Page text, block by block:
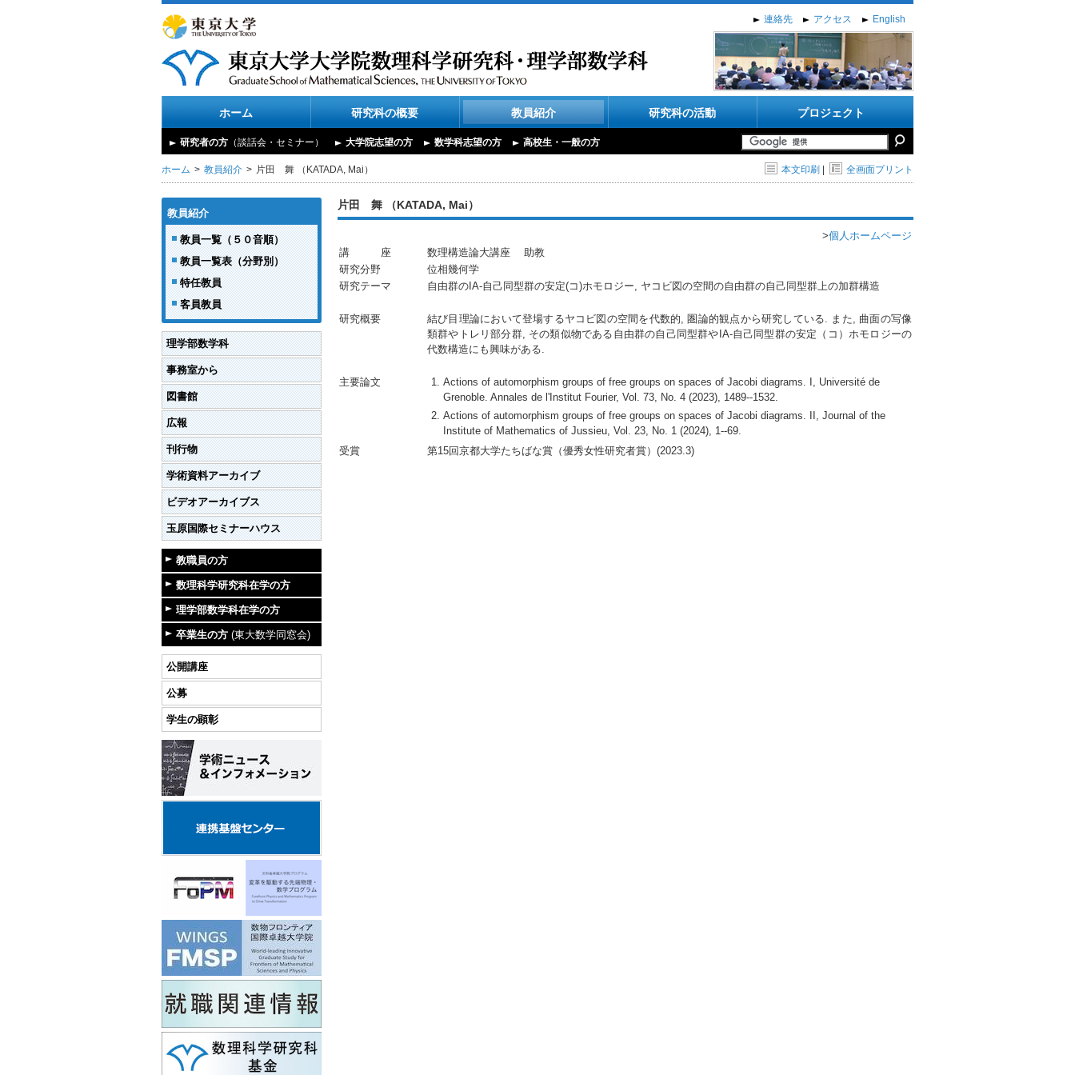
連絡先 アクセス English
ホーム 研究科の概要 教員紹介 研究科の活動 プロジェクト
研究者の方 （談話会・セミナー） 大学院志望の方 数学科志望の方 高校生・一般の方
ホーム 教員紹介 片田 舞 （KATADA, Mai） 本文印刷 全画面プリント
教員紹介
教員一覧（５０音順）
教員一覧表（分野別）
特任教員
客員教員
理学部数学科
事務室から
図書館
広報
刊行物
学術資料アーカイブ
ビデオアーカイブス
玉原国際セミナーハウス
教職員の方
数理科学研究科在学の方
理学部数学科在学の方
卒業生の方 (東大数学同窓会)
公開講座
公募
学生の顕彰
片田 舞 （KATADA, Mai）
>個人ホームページ
講 座
数理構造論大講座 助教
研究分野
位相幾何学
研究テーマ
自由群のIA-自己同型群の安定(コ)ホモロジー, ヤコビ図の空間の自由群の自己同型群上の加群構造
研究概要
結び目理論において登場するヤコビ図の空間を代数的, 圏論的観点から研究している. また, 曲面の写像
類群やトレリ部分群, その類似物である自由群の自己同型群やIA-自己同型群の安定（コ）ホモロジーの
代数構造にも興味がある.
主要論文
Actions of automorphism groups of free groups on spaces of Jacobi diagrams. I, Université de
Grenoble. Annales de l'Institut Fourier, Vol. 73, No. 4 (2023), 1489--1532.
Actions of automorphism groups of free groups on spaces of Jacobi diagrams. II, Journal of the
Institute of Mathematics of Jussieu, Vol. 23, No. 1 (2024), 1--69.
受賞
第15回京都大学たちばな賞（優秀女性研究者賞）(2023.3)